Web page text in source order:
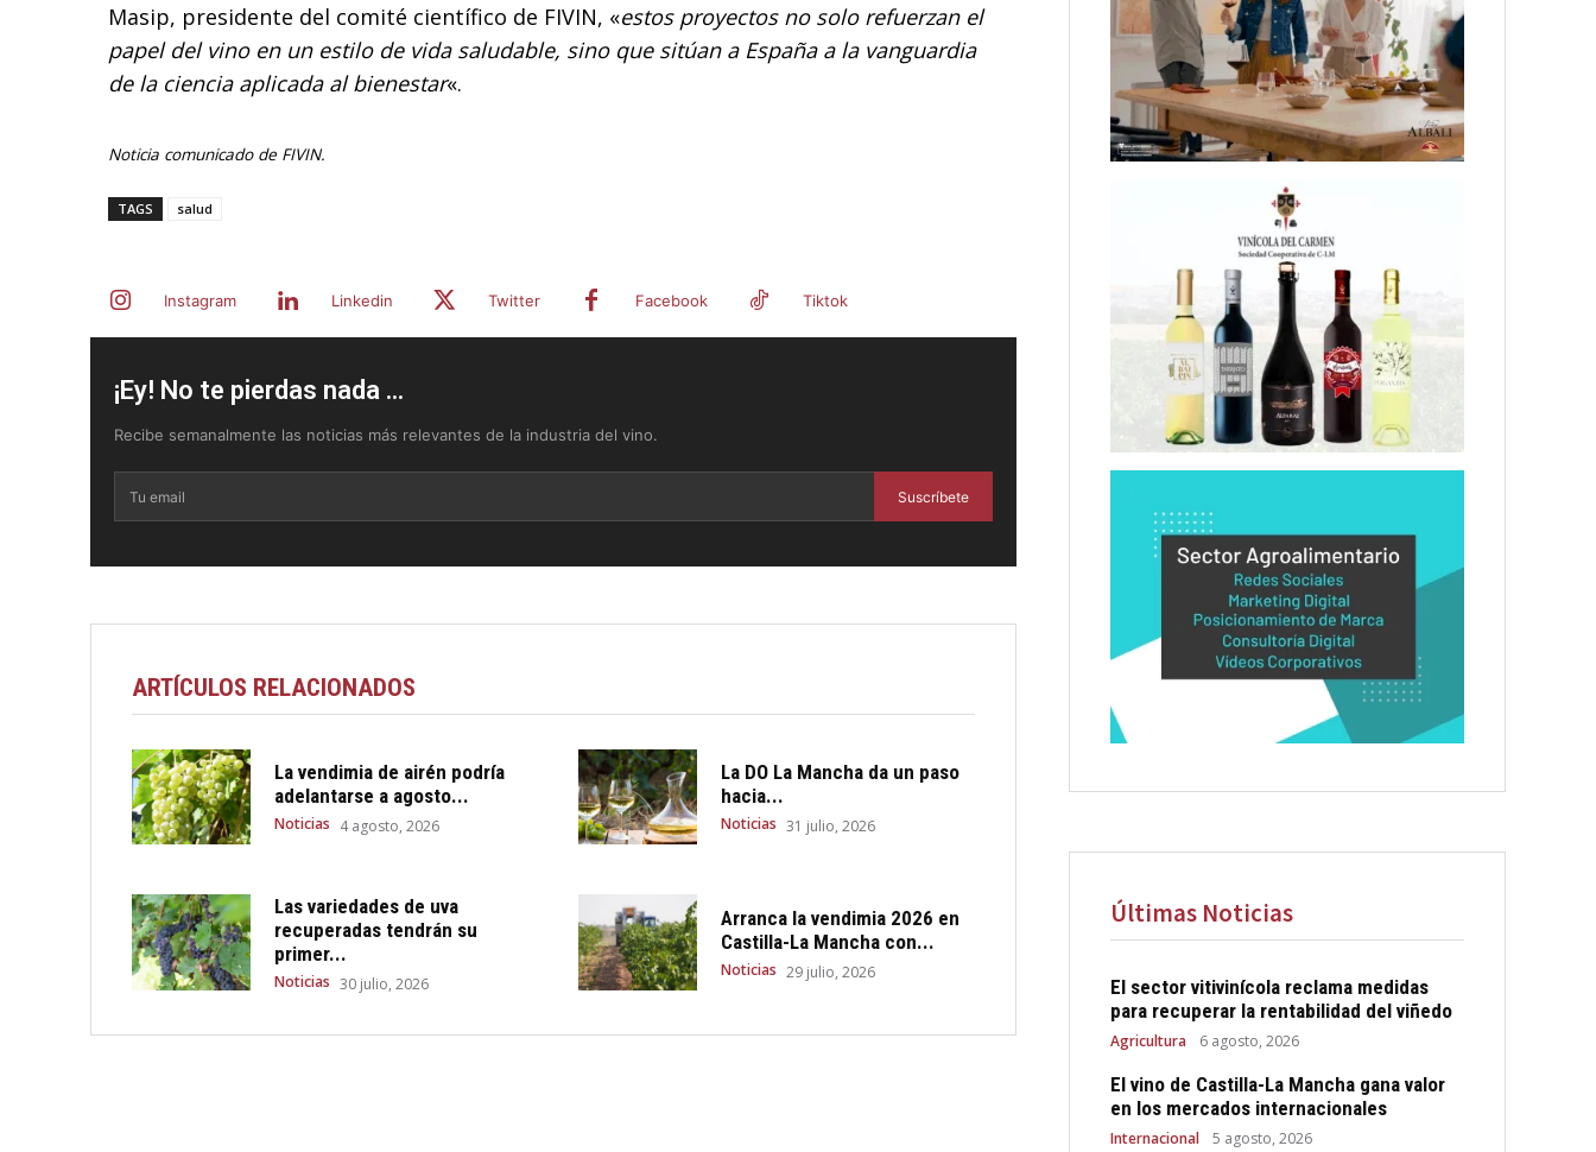
Masip, presidente del comité científico de FIVIN, «estos proyectos no solo refuerzan el
papel del vino en un estilo de vida saludable, sino que sitúan a España a la vanguardia
de la ciencia aplicada al bienestar«.
Noticia comunicado de FIVIN.
TAGS salud
Instagram Linkedin Twitter Facebook Tiktok
¡Ey! No te pierdas nada ...
Recibe semanalmente las noticias más relevantes de la industria del vino.
Suscríbete
ARTÍCULOS RELACIONADOS
La vendimia de airén podría
adelantarse a agosto...
Noticias 4 agosto, 2026
La DO La Mancha da un paso
hacia...
Noticias 31 julio, 2026
Las variedades de uva
recuperadas tendrán su
primer...
Noticias 30 julio, 2026
Arranca la vendimia 2026 en
Castilla-La Mancha con...
Noticias 29 julio, 2026
Últimas Noticias
El sector vitivinícola reclama medidas
para recuperar la rentabilidad del viñedo
Agricultura 6 agosto, 2026
El vino de Castilla-La Mancha gana valor
en los mercados internacionales
Internacional 5 agosto, 2026